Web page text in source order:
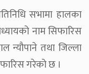
सभामा हालका
नाम सिफारिस
न्यौपाने तथा जिल्ला
गरेको छ ।